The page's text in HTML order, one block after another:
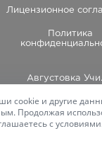
Лицензионное
Политика
Августовка
Каталог
Подготовка к
cookie и другие
Продолжая
с